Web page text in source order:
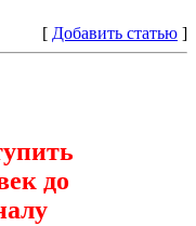
[ Добавить статью ]
до